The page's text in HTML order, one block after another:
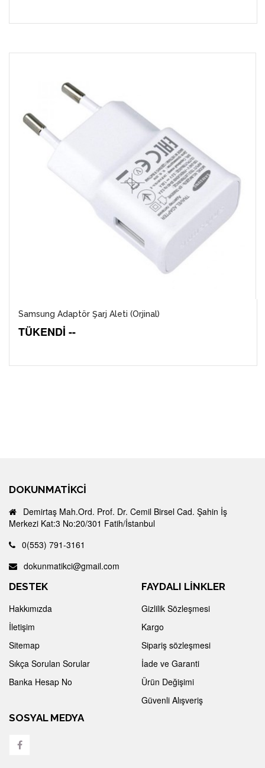
Samsung Adaptör Şarj Aleti (Orjinal)
TÜKENDİ --
DOKUNMATIKCI
Demirtaş Mah.Ord. Prof. Dr. Cemil Birsel Cad. Şahin İş
Merkezi Kat:3 No:20/301 Fatih/İstanbul
0(553) 791-3161
dokunmatikci@gmail.com
DESTEK
Hakkımızda
İletişim
Sitemap
Sıkça Sorulan Sorular
Banka Hesap No
FAYDALI LİNKLER
Gizlilik Sözleşmesi
Kargo
Sipariş sözleşmesi
İade ve Garanti
Ürün Değişimi
Güvenli Alışveriş
SOSYAL MEDYA